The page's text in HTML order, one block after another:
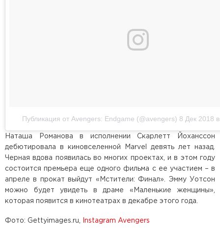
Публикация от Avengers: Endgame (@avengers) 8 Дек 2018
Наташа Романова в исполнении Скарлетт Йоханссон
дебютировала в киновселенной Marvel девять лет назад.
Черная вдова появилась во многих проектах, и в этом году
состоится премьера еще одного фильма с ее участием – в
апреле в прокат выйдут «Мстители: Финал». Эмму Уотсон
можно будет увидеть в драме «Маленькие женщины»,
которая появится в кинотеатрах в декабре этого года.
Фото: Gettyimages.ru, Instagram Avengers